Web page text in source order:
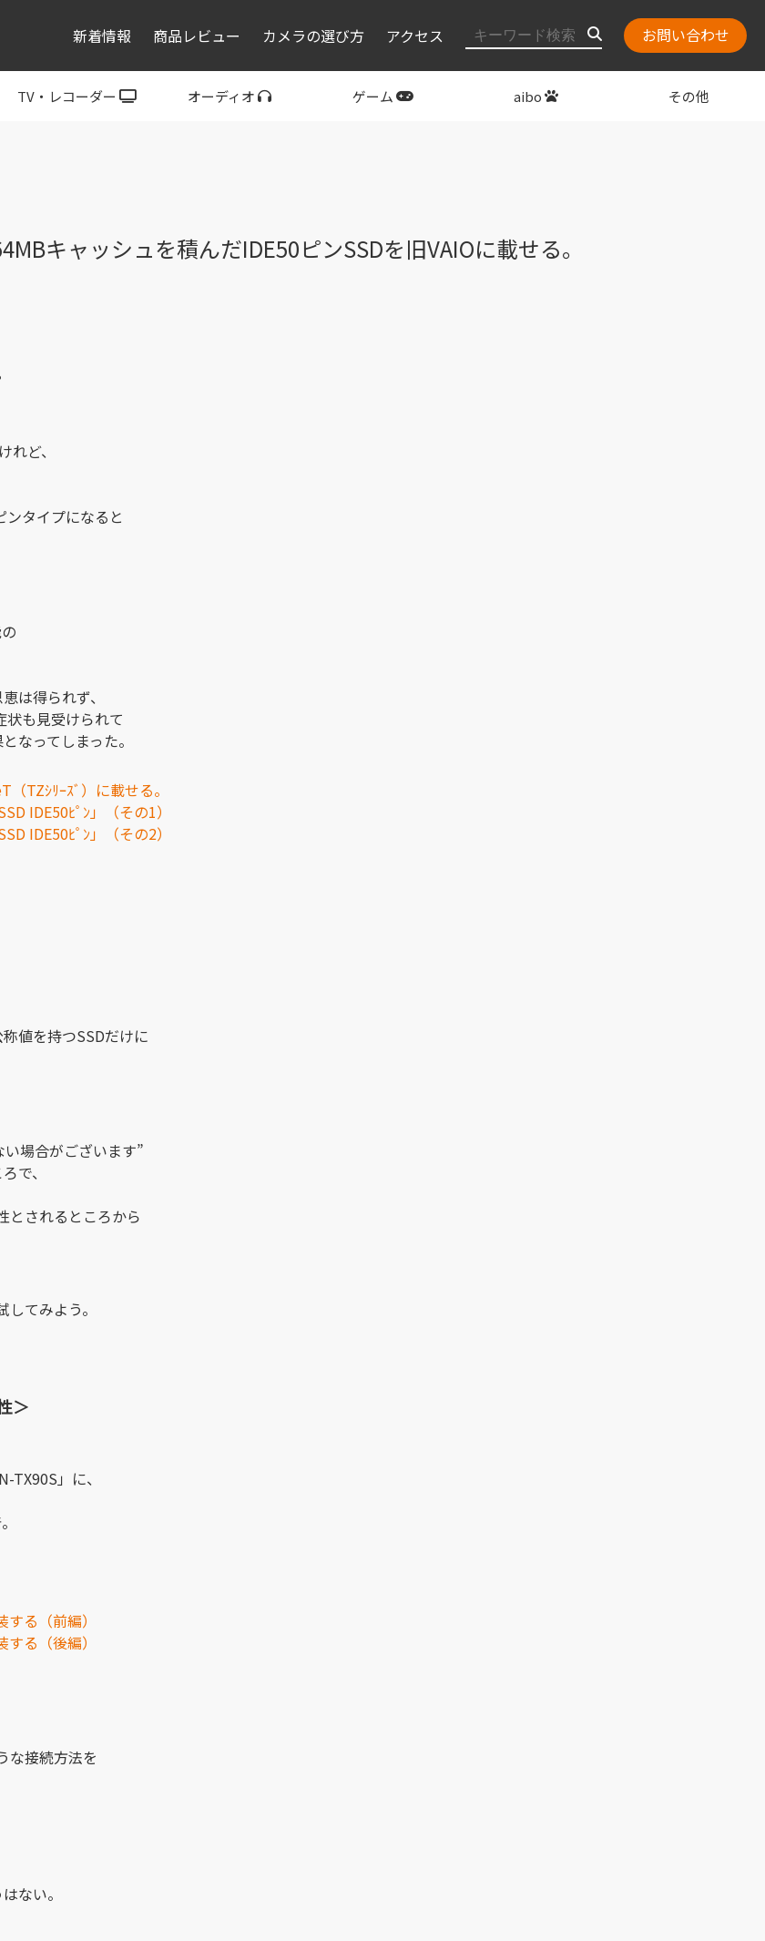
新着情報 商品レビュー カメラの選び方 アクセス お問い合わせ
TV・レコーダー オーディオ ゲーム aibo その他
キャッシュを積んだIDE50ピンSSDを旧VAIOに載せる。
れど、
タイプになると
は得られず、
も見受けられて
なってしまった。
TZｼﾘｰｽﾞ）に載せる。
IDE50ﾋﾟﾝ」（その1）
IDE50ﾋﾟﾝ」（その2）
値を持つSSDだけに
場合がございます”
で、
とされるところから
してみよう。
＞
TX90S」に、
る（前編）
る（後編）
な接続方法を
ない。